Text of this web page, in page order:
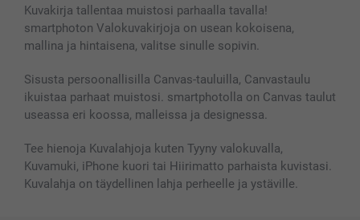
Kännykkä & Tabletti
MyNameBook
Valokuvakehykset & Lisätarvikkeet
Lahjakortti
Kaikki kuvatuotteet
Sivukartta
Ehdot/takuut
smartbonus
Hinnat & maksutavat
Kuvakirja tallentaa muistosi parhaalla tavalla!
smartphoton Valokuvakirjoja on usean kokoisena,
mallina ja hintaisena, valitse sinulle sopivin.
Sisusta persoonallisilla Canvas-tauluilla, Canvastaulu
ikuistaa parhaat muistosi. smartphotolla on Canvas taulut
useassa eri koossa, malleissa ja designessa.
Tee hienoja Kuvalahjoja kuten Tyyny valokuvalla,
Kuvamuki, iPhone kuori tai Hiirimatto parhaista kuvistasi.
Kuvalahja on täydellinen lahja perheelle ja ystäville.